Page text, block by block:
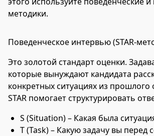
методики.
Поведенческое интервью (STAR-
Это золотой стандарт оценки.
которые вынуждают кандидата
конкретных ситуациях из
STAR помогает структурировать
S (Situation) – Какая была
T (Task) – Какую задачу вы перед